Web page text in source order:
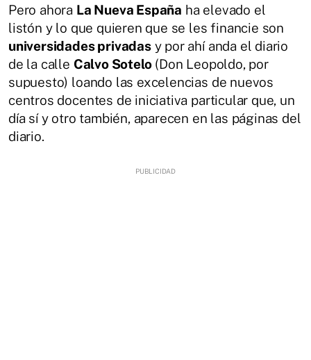
Pero ahora La Nueva España ha elevado el
listón y lo que quieren que se les financie son
universidades privadasy por ahí anda el diario
de la calle Calvo Sotelo(Don Leopoldo, por
supuesto) loando las excelencias de nuevos
centros docentes de iniciativa particular que, un
día sí y otro también, aparecen en las páginas del
diario.